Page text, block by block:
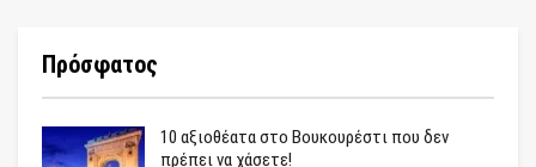
Πρόσφατος
10 αξιοθέατα στο Βουκουρέστι που δεν
πρέπει να χάσετε!